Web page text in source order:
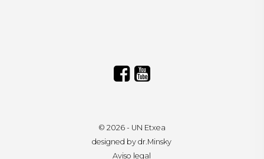
© 2026 - UN Etxea
designed by dr.Minsky
Aviso legal